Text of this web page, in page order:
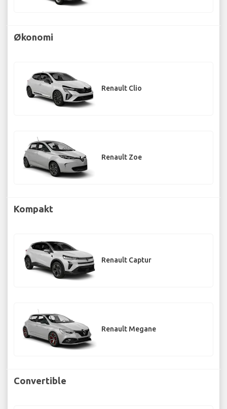
Økonomi
Renault Clio
Renault Zoe
Kompakt
Renault Captur
Renault Megane
Convertible